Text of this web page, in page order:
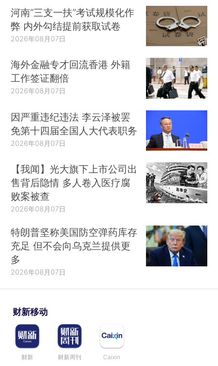
河南“三支一扶”考试规模化作
弊 内外勾结提前获取试卷
2026年08月07日
海外金融专才回流香港 外籍
工作签证翻倍
2026年08月07日
因严重违纪违法 李云泽被罢
免第十四届全国人大代表职务
2026年08月07日
【我闻】光大旗下上市公司出
售背后隐情 多人卷入医疗腐
败案被查
2026年08月07日
特朗普坚称美国防空弹药库存
充足 但不会向乌克兰提供更
多
2026年08月07日
财新移动
财新 财新周刊 Caixin